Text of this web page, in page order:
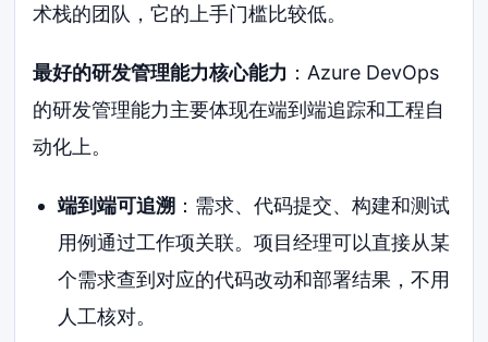
术栈的团队，它的上手门槛比较低。
最好的研发管理能力核心能力 ：Azure DevOps
的研发管理能力主要体现在端到端追踪和工程自
动化上。
端到端可追溯：需求、代码提交、构建和测试
用例通过工作项关联。项目经理可以直接从某
个需求查到对应的代码改动和部署结果，不用
人工核对。